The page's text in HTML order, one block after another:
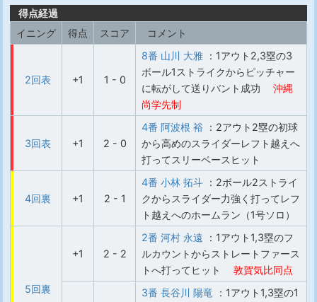
得点経過
イニング
得点 スコア コメント
2回表 +1 1 - 0
8番 山川 大雅 ：1アウト2,3塁の3
ボール1ストライクからピッチャー
に転がして送りバント成功
沖縄
尚学先制
3回表 +1 2 - 0
4番 阿波根 裕 ：2アウト2塁の初球
から高めのスライダーレフト越えへ
打ってスリーベースヒット
4回裏 +1 2 - 1
4番 小林 拓斗 ：2ボール2ストライ
クからスライダー力強く打ってレフ
ト越えへのホームラン（1号ソロ）
5回裏
+1 2 - 2
2番 河村 永遠 ：1アウト1,3塁のフ
ルカウントからストレートファース
トへ打ってヒット
敦賀気比同点
3番 長谷川 陽竜 ：1アウト1,3塁の1